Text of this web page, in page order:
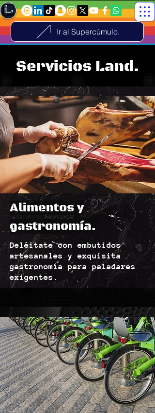
Ir al Supercúmulo.
Servicios Land.
Alimentos y
gastronomía.
Deléitate con embutidos
artesanales y exquisita
gastronomía para paladares
exigentes.